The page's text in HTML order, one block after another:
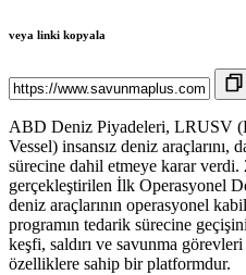
veya linki kopyala
ABD Deniz Piyadeleri, LRUSV
Vessel) insansız deniz araçlarını,
sürecine dahil etmeye karar verdi.
gerçekleştirilen İlk Operasyonel
deniz araçlarının operasyonel
programın tedarik sürecine
keşfi, saldırı ve savunma
özelliklere sahip bir platformdur.